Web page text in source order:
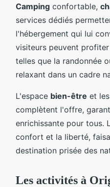
Camping confortable,
services dédiés
l'hébergement qui lui
visiteurs peuvent
telles que la randonnée
relaxant dans un cadre
L'espace bien-être et
complètent l'offre,
enrichissante pour tous.
confort et la liberté,
destination prisée des
Les activités à